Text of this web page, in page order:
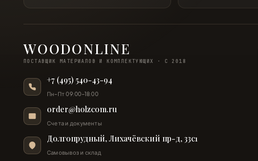
WOODONLINE
ПОСТАВЩИК МАТЕРИАЛОВ И КОМПЛЕКТУЮЩИХ · С 2018
+7 (495) 540-43-94
Пн–Пт 09:00–18:00
order@holzcom.ru
Счета и документы
Долгопрудный, Лихачёвский пр-д, 33с1
Самовывоз и склад